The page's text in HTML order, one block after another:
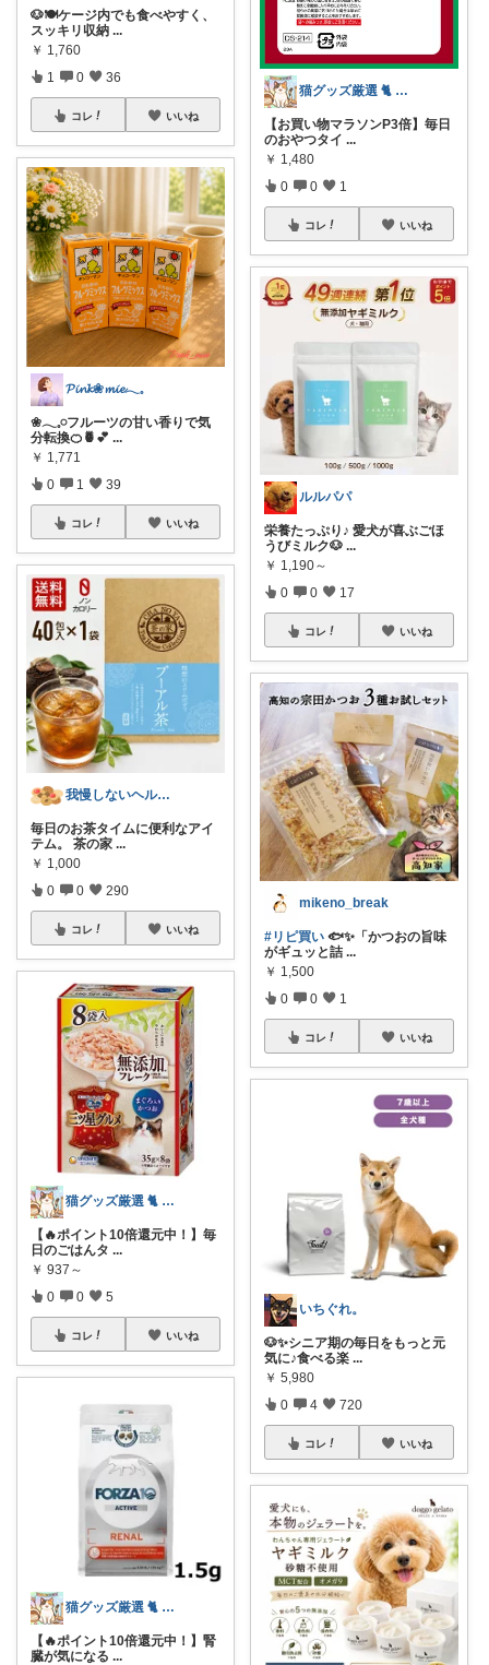
🐶🍽️ケージ内でも食べやすく、
スッキリ収納 ...
￥ 1,760
1 0 36
コレ いいね
𝓟𝓲𝓷𝓴❀𝓶𝓲𝓮𓂃𓈒
❀𓂃𓈒𓏸フルーツの甘い香りで気
分転換🍊🍍💕 ...
￥ 1,771
0 1 39
コレ いいね
我慢しないヘルシー生活｜時短×健康ごはん
毎日のお茶タイムに便利なアイ
テム。 茶の家 ...
￥ 1,000
0 0 290
コレ いいね
猫グッズ厳選 🐈 にゃん具市場 🌈
【🔥ポイント10倍還元中！】毎
日のごはんタ ...
￥ 937～
0 0 5
コレ いいね
猫グッズ厳選 🐈 にゃん具市場 🌈
【🔥ポイント10倍還元中！】腎
臓が気になる ...
猫グッズ厳選 🐈 にゃん具市場 🌈
【お買い物マラソンP3倍】毎日
のおやつタイ ...
￥ 1,480
0 0 1
コレ いいね
ルルパパ
栄養たっぷり♪ 愛犬が喜ぶごほ
うびミルク🐶 ...
￥ 1,190～
0 0 17
コレ いいね
mikeno_break
#リピ買い 🐟✨「かつおの旨味
がギュッと詰 ...
￥ 1,500
0 0 1
コレ いいね
いちぐれ。
🐶✨シニア期の毎日をもっと元
気に♪食べる楽 ...
￥ 5,980
0 4 720
コレ いいね